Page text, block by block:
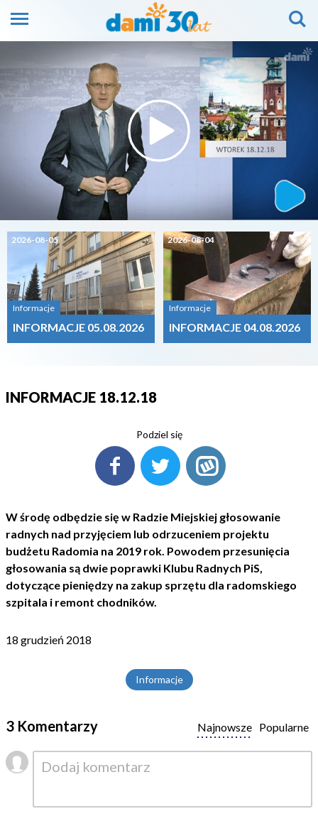
2026-08-05
Informacje
INFORMACJE 05.08.2026
2026-08-04
Informacje
INFORMACJE 04.08.2026
INFORMACJE 18.12.18
Podziel się
W środę odbędzie się w Radzie Miejskiej głosowanie
radnych nad przyjęciem lub odrzuceniem projektu
budżetu Radomia na 2019 rok. Powodem przesunięcia
głosowania są dwie poprawki Klubu Radnych PiS,
dotyczące pieniędzy na zakup sprzętu dla radomskiego
szpitala i remont chodników.
18 grudzień 2018
Informacje
3 Komentarzy Popularne
Najnowsze